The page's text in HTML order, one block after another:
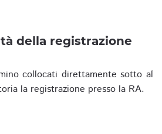
della registrazione
collocati direttamente sotto al
la registrazione presso la RA.